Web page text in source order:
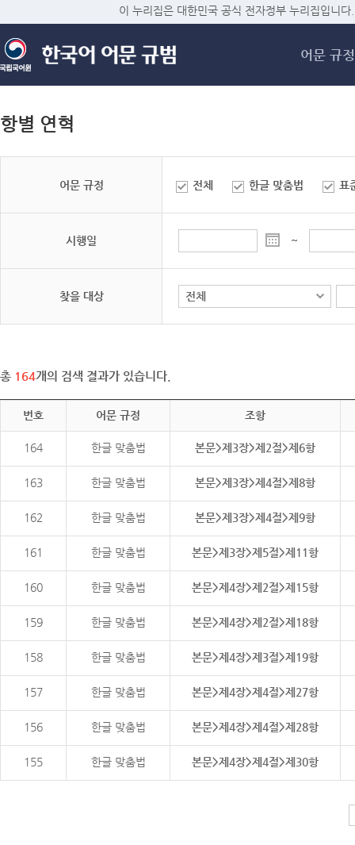
메
이 누리집은 대한민국 공식 전자정부 누리집입니다.
어문 규정
항별 연혁
어문 규정 전체 한글 맞춤법 표
시행일 ~
찾을 대상
총 164개의 검색 결과가 있습니다.
번호 어문 규정 조항
164 한글 맞춤법 본문>제3장>제2절>제6항
163 한글 맞춤법 본문>제3장>제4절>제8항
162 한글 맞춤법 본문>제3장>제4절>제9항
161 한글 맞춤법 본문>제3장>제5절>제11항
160 한글 맞춤법 본문>제4장>제2절>제15항
159 한글 맞춤법 본문>제4장>제2절>제18항
158 한글 맞춤법 본문>제4장>제3절>제19항
157 한글 맞춤법 본문>제4장>제4절>제27항
156 한글 맞춤법 본문>제4장>제4절>제28항
155 한글 맞춤법 본문>제4장>제4절>제30항